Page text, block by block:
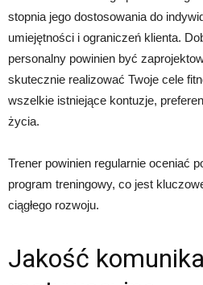
stopnia jego dostosowania do
umiejętności i ograniczeń klienta.
personalny powinien być
skutecznie realizować Twoje cele
wszelkie istniejące kontuzje,
życia.
Trener powinien regularnie oceniać
program treningowy, co jest
ciągłego rozwoju.
Jakość